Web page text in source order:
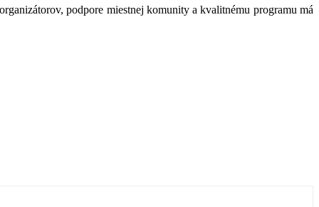
podpore miestnej komunity a kvalitnému programu má